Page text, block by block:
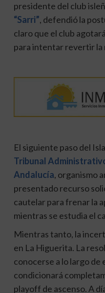
presidente del club
“Sarri”, defendió la
claro que el club
para intentar revertir la
El siguiente paso del
Tribunal
Andalucía, organismo
presentado recurso
cautelar para frenar la
mientras se estudia el
Mientras tanto, la
en La Higuerita. La
conocerse a lo largo de
condicionará
playoff de ascenso. A